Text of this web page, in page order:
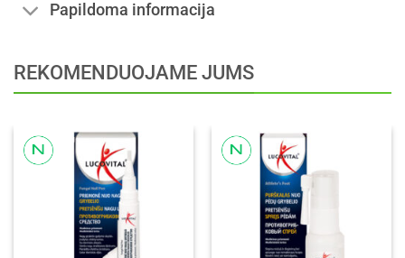
Papildoma informacija
REKOMENDUOJAME JUMS